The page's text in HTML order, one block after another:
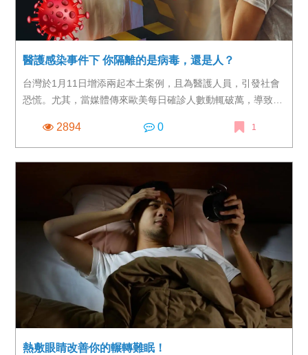
醫護感染事件下 你隔離的是病毒，還是人？
台灣於1月11日增添兩起本土案例，且為醫護人員，引發社會
恐慌。尤其，當媒體傳來歐美每日確診人數動輒破萬，導致醫
象，衝擊醫護人員士氣。不過，細究這兩起本土案例，案838
的醫師，是在COVID-19確診患者病況惡化下，進入負壓隔離
病房協助麻醉科醫師插管時染疫，自1月8日出現症狀，1月10
日通報採檢後，在11日確診。
2894 0 1
熱敷眼睛改善你的輾轉難眠！